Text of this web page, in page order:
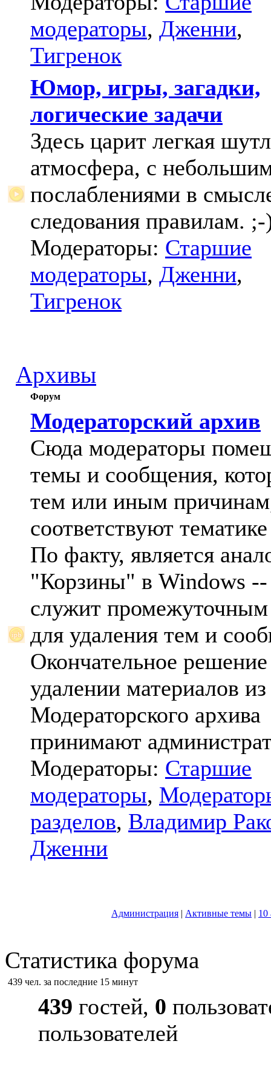
модераторы, Дженни,
Тигренок
Юмор, игры, загадки,
логические задачи
Здесь царит легкая
атмосфера, с
послаблениями в
следования правилам.
Модераторы: Старшие
модераторы, Дженни,
Тигренок
Архивы
Форум
Модераторский архив
Сюда модераторы
темы и сообщения,
тем или иным
соответствуют
По факту, является
"Корзины" в Windows --
служит промежуточным
для удаления тем и
Окончательное
удалении материалов из
Модераторского архива
принимают
Модераторы: Старшие
модераторы,
разделов, Владимир
Дженни
Администрация | Активные темы | 10
Статистика форума
439 чел. за последние 15 минут
439 гостей, 0
пользователей